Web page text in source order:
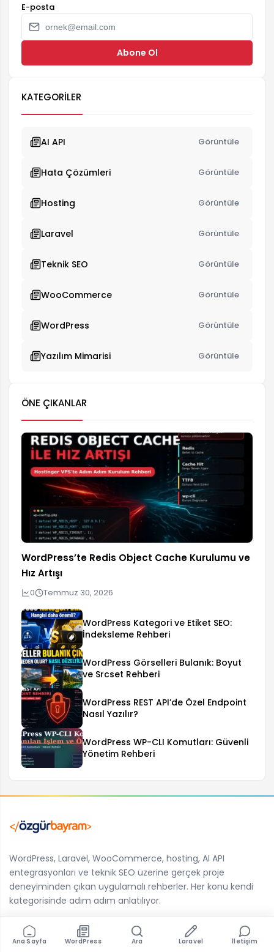
E-posta
Abone Ol
KATEGORILER
AI API Görüntüle
Hata Çözümleri Görüntüle
Hosting Görüntüle
Laravel Görüntüle
Teknik SEO Görüntüle
WooCommerce Görüntüle
WordPress Görüntüle
Yazılım Mimarisi Görüntüle
ÖNE ÇIKANLAR
WordPress’te Redis Object Cache Kurulumu ve
Hız Artışı
0 Temmuz 30, 2026
WordPress Kategori ve Etiket SEO:
İndeksleme Rehberi
WordPress Görselleri Bulanık: Boyut
ve Srcset Rehberi
WordPress REST API’de Özel Endpoint
Nasıl Yazılır?
WordPress WP-CLI Komutları: Güvenli
Yönetim Rehberi
WordPress, Laravel, WooCommerce, hosting, AI API
entegrasyonları ve teknik SEO üzerine gerçek proje
deneyiminden çıkan uygulamalı rehberler. Her konu kendi
kategorisinde adım adım anlatılıyor.
Rehberler Kurumsal
Ana Sayfa WordPress Ara Laravel İletişim